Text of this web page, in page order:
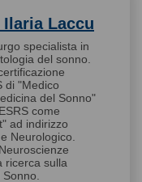
Laccu
specialista in
del sonno.
di "Medico
del Sonno"
come
ad indirizzo
Neurologico.
ricerca sulla